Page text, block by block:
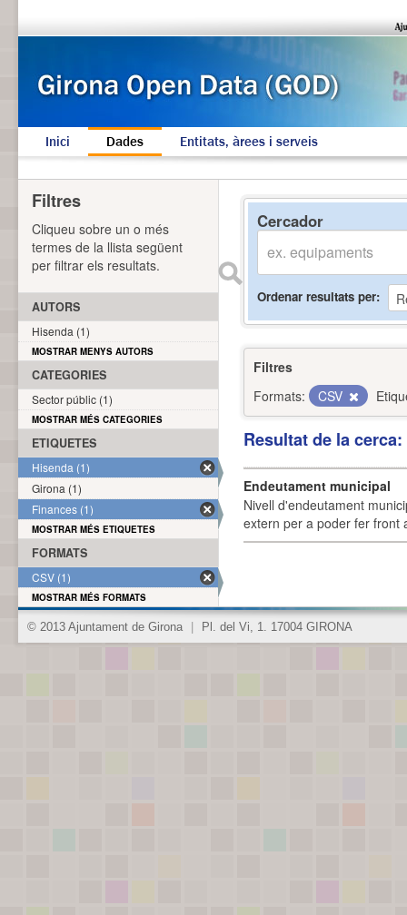
Inici Dades Entitats, àrees i serveis
Cercador
Ordenar resultats per
Filtres
Formats:
CSV
Resultat de la
Endeutament municipal
Nivell d'endeutament
extern per a poder fer front
Filtres
Cliqueu sobre un o més
termes de la llista següent
per filtrar els resultats.
AUTORS
Hisenda (1)
MOSTRAR MENYS AUTORS
CATEGORIES
Sector públic (1)
MOSTRAR MÉS CATEGORIES
ETIQUETES
Hisenda (1)
Girona (1)
Finances (1)
MOSTRAR MÉS ETIQUETES
FORMATS
CSV (1)
MOSTRAR MÉS FORMATS
© 2013 Ajuntament de Girona Pl. del Vi, 1. 17004 GIRONA